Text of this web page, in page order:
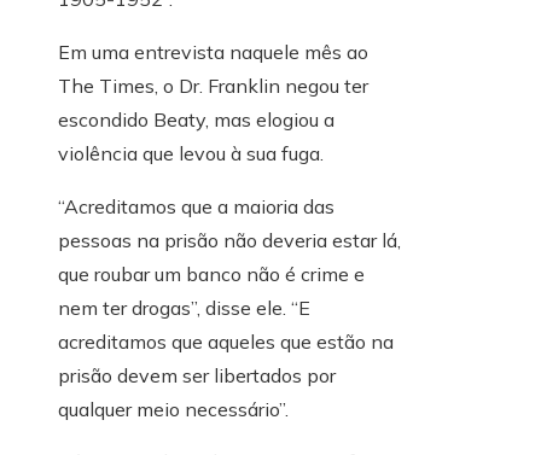
Em uma entrevista naquele mês ao
The Times, o Dr. Franklin negou ter
escondido Beaty, mas elogiou a
violência que levou à sua fuga.
“Acreditamos que a maioria das
pessoas na prisão não deveria estar lá,
que roubar um banco não é crime e
nem ter drogas”, disse ele. “E
acreditamos que aqueles que estão na
prisão devem ser libertados por
qualquer meio necessário”.